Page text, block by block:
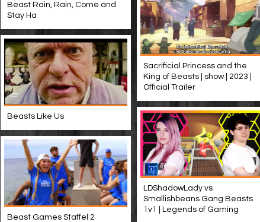
Beast Rain, Rain, Come and
Stay Ha
Sacrificial Princess and the
King of Beasts | show | 2023 |
Official Trailer
Beasts Like Us
LDShadowLady vs
Smallishbeans Gang Beasts
1v1 | Legends of Gaming
Beast Games Staffel 2